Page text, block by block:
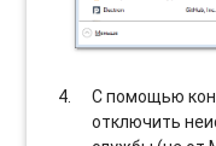
С помощью
отключить